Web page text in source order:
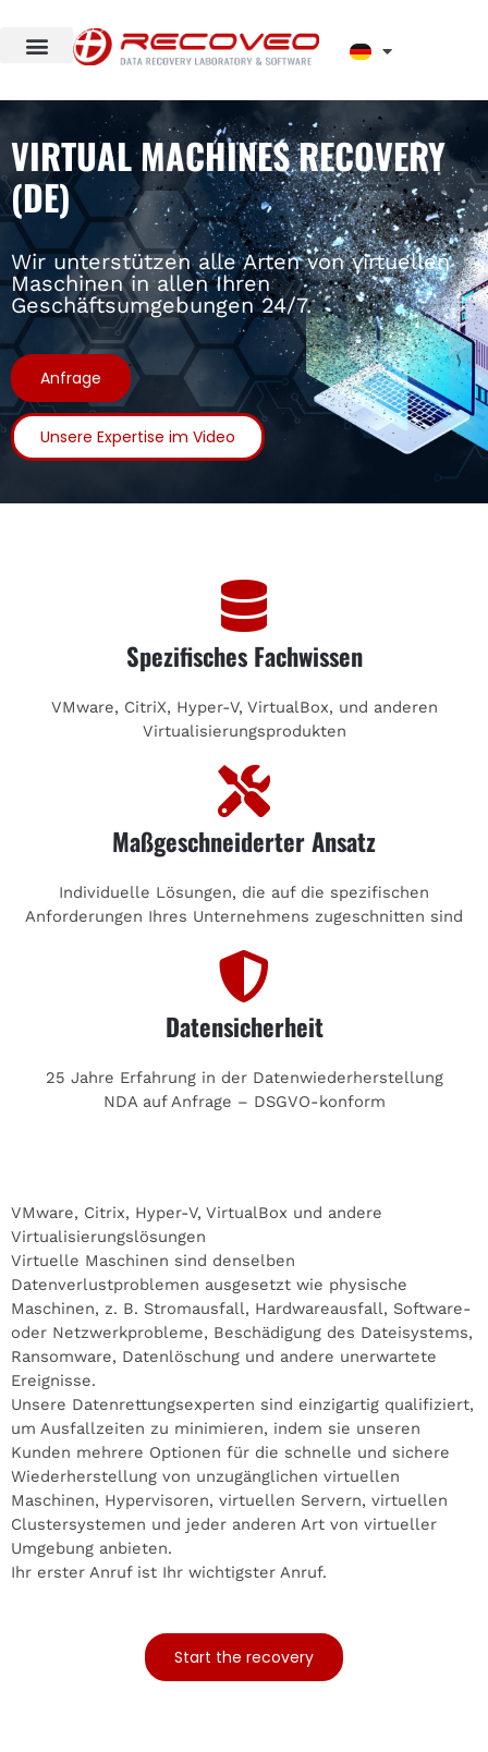
VIRTUAL MACHINES RECOVERY
(DE)
Wir unterstützen alle Arten von virtuellen
Maschinen in allen Ihren
Geschäftsumgebungen 24/7.
Anfrage
Unsere Expertise im Video
Spezifisches Fachwissen
VMware, CitriX, Hyper-V, VirtualBox, und anderen
Virtualisierungsprodukten
Maßgeschneiderter Ansatz
Individuelle Lösungen, die auf die spezifischen
Anforderungen Ihres Unternehmens zugeschnitten sind
Datensicherheit
25 Jahre Erfahrung in der Datenwiederherstellung
NDA auf Anfrage – DSGVO-konform
VMware, Citrix, Hyper-V, VirtualBox und andere
Virtualisierungslösungen
Virtuelle Maschinen sind denselben
Datenverlustproblemen ausgesetzt wie physische
Maschinen, z. B. Stromausfall, Hardwareausfall, Software-
oder Netzwerkprobleme, Beschädigung des Dateisystems,
Ransomware, Datenlöschung und andere unerwartete
Ereignisse.
Unsere Datenrettungsexperten sind einzigartig qualifiziert,
um Ausfallzeiten zu minimieren, indem sie unseren
Kunden mehrere Optionen für die schnelle und sichere
Wiederherstellung von unzugänglichen virtuellen
Maschinen, Hypervisoren, virtuellen Servern, virtuellen
Clustersystemen und jeder anderen Art von virtueller
Umgebung anbieten.
Ihr erster Anruf ist Ihr wichtigster Anruf.
Start the recovery